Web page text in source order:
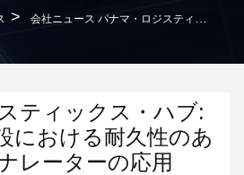
> 会社ニュース パナマ・ロジスティックス・ハブ: 肥料再包装施設における耐久性のあるロールグラナレーターの応用
ティックス・ハブ:
における耐久性のあ
レーターの応用